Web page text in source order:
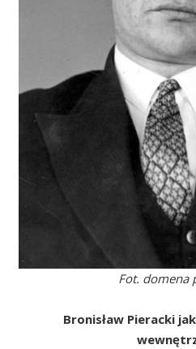
Fot. domena
Bronisław Pieracki